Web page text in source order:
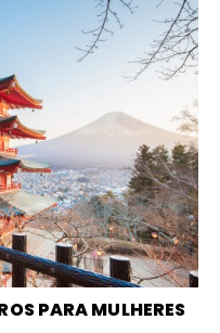
PARA MULHERES